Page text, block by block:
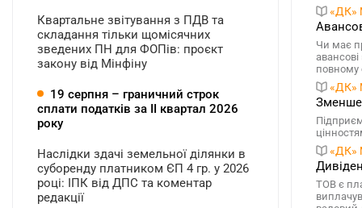
«ДК»
Чи має
повному
«ДК»
«ДК»
ТОВ є
Квартальне звітування з ПДВ та
складання тільки щомісячних
зведених ПН для ФОПів: проєкт
закону від Мінфіну
19 серпня – граничний строк
сплати податків за ІI квартал 2026
року
Наслідки здачі земельної ділянки в
суборенду платником ЄП 4 гр. у 2026
році: ІПК від ДПС та коментар
редакції